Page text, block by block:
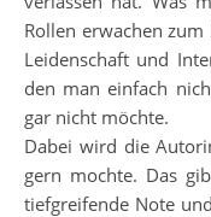
Rollen erwachen
Leidenschaft und
den man einfach
gar nicht möchte.
Dabei wird die
gern mochte. Das
tiefgreifende Note